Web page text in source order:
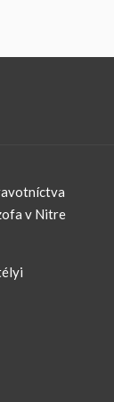
v Nitre